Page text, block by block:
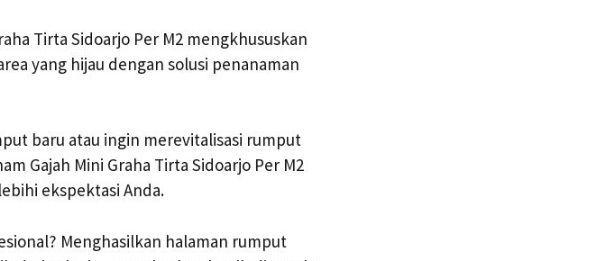
Tirta Sidoarjo Per M2 mengkhususkan
yang hijau dengan solusi penanaman
baru atau ingin merevitalisasi rumput
Gajah Mini Graha Tirta Sidoarjo Per M2
ekspektasi Anda.
Menghasilkan halaman rumput